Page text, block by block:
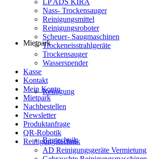
Mietpark
Reinigung
Bautechnik
Nass- Trockensauger
Reinigungsmittel
Reinigungsroboter
Scheuer- Saugmaschinen
Trockeneisstrahlgeräte
Trockensauger
Wasserspender
Kasse
Kontakt
Mein Konto
Mietpark
Nachbestellen
Newsletter
Produktanfrage
QR-Robotik
Reinigungstechnik
AD Reinigungsgeräte Vermietung